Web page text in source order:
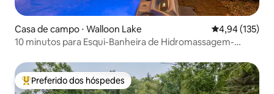
Casa de campo ⋅ Walloon Lake 4,94 de uma
4,94 (135)
10 minutos para Esqui-Banheira de Hidromassagem-
Entre os melhores preferidos dos hóspedes
Preferido dos hóspedes